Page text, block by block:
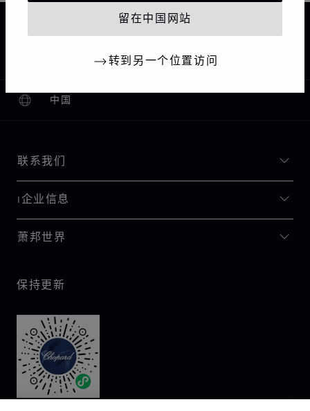
留在中国网站
转到另一个位置访问
所有店铺
中国
本地化（更改国家/地区）
更改国家/地区
联系我们
I企业信息
萧邦世界
保持更新